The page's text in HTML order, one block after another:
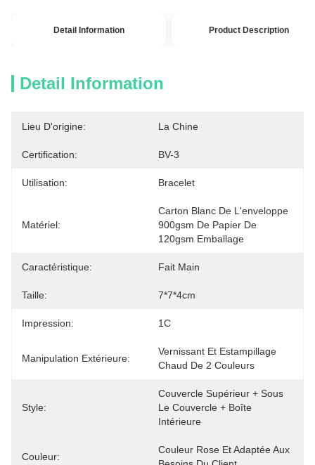
Detail Information Product Description
Detail Information
Lieu D'origine: La Chine
Certification: BV-3
Utilisation: Bracelet
Matériel:
Carton Blanc De L'enveloppe
900gsm De Papier De
120gsm Emballage
Caractéristique: Fait Main
Taille: 7*7*4cm
Impression: 1C
Manipulation Extérieure:
Vernissant Et Estampillage
Chaud De 2 Couleurs
Style:
Couvercle Supérieur + Sous
Le Couvercle + Boîte
Intérieure
Couleur:
Couleur Rose Et Adaptée Aux